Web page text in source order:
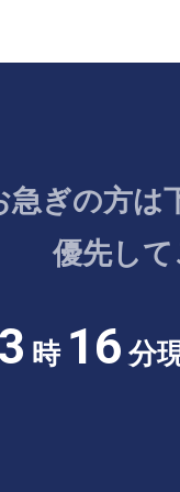
急ぎの方は
優先して
時 16分